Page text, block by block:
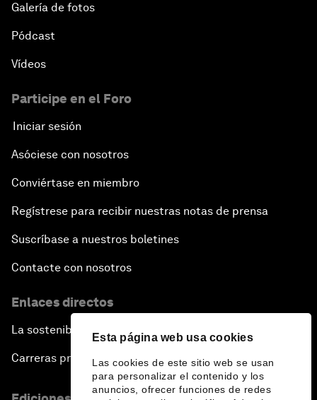
Esta página web usa cookies
Las cookies de este sitio web se usan
para personalizar el contenido y los
anuncios, ofrecer funciones de redes
Galería de fotos
Pódcast
Vídeos
Participe en el Foro
Iniciar sesión
Asóciese con nosotros
Conviértase en miembro
Regístrese para recibir nuestras notas de prensa
Suscríbase a nuestros boletines
Contacte con nosotros
Enlaces directos
La sostenibilidad en el Foro
Carreras profesionales